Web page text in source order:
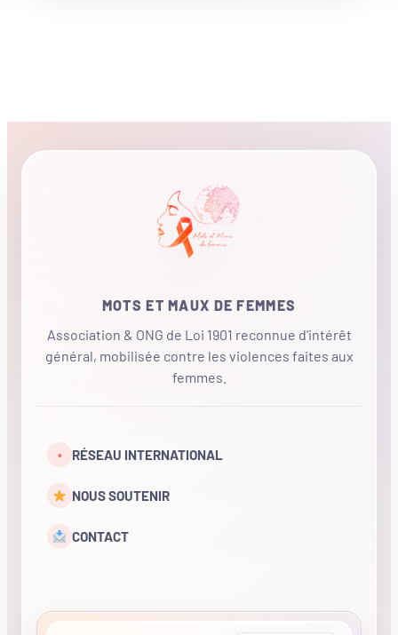
MOTS ET MAUX DE FEMMES
Association & ONG de Loi 1901 reconnue d'intérêt
général, mobilisée contre les violences faites aux
femmes.
• RÉSEAU INTERNATIONAL
NOUS SOUTENIR
CONTACT